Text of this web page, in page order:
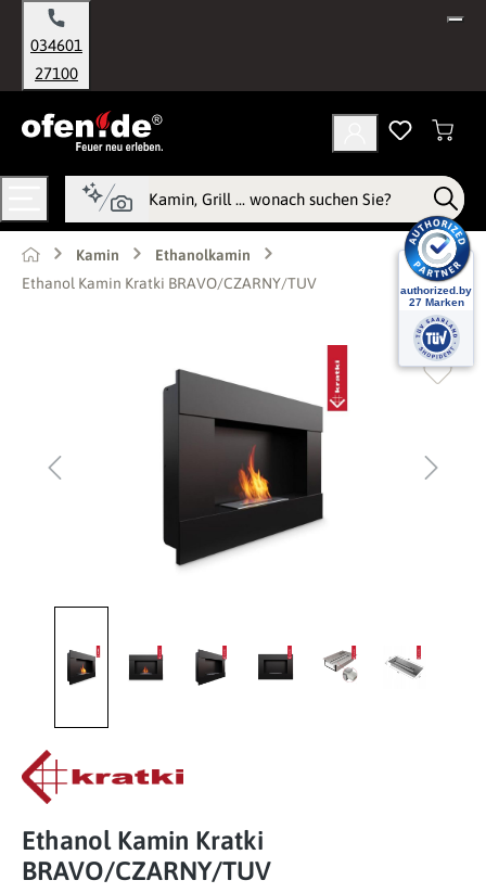
springen
034601
27100
Kamin
Ethanolkamin
Ethanol Kamin Kratki BRAVO/CZARNY/TUV
Ethanol Kamin Kratki
BRAVO/CZARNY/TUV